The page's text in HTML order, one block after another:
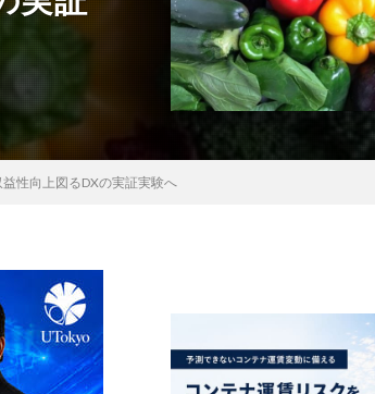
性向上図るDXの実証実験へ